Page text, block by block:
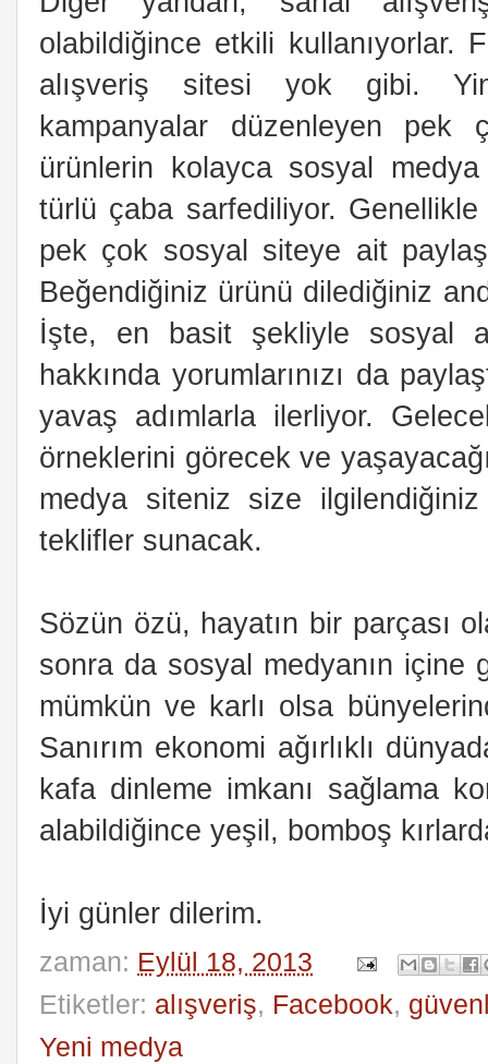
olabildiğince etkili kullanıyorlar.
alışveriş sitesi yok gibi.
kampanyalar düzenleyen pek
ürünlerin kolayca sosyal
türlü çaba sarfediliyor.
pek çok sosyal siteye ait
Beğendiğiniz ürünü dilediğiniz
İşte, en basit şekliyle sosyal
hakkında yorumlarınızı da
yavaş adımlarla ilerliyor.
örneklerini görecek ve
medya siteniz size
teklifler sunacak.
Sözün özü, hayatın bir parçası
sonra da sosyal medyanın içine
mümkün ve karlı olsa
Sanırım ekonomi ağırlıklı
kafa dinleme imkanı sağlama
alabildiğince yeşil, bomboş
İyi günler dilerim.
zaman: Eylül 18, 2013
Etiketler: alışveriş, Facebook,
Yeni medya